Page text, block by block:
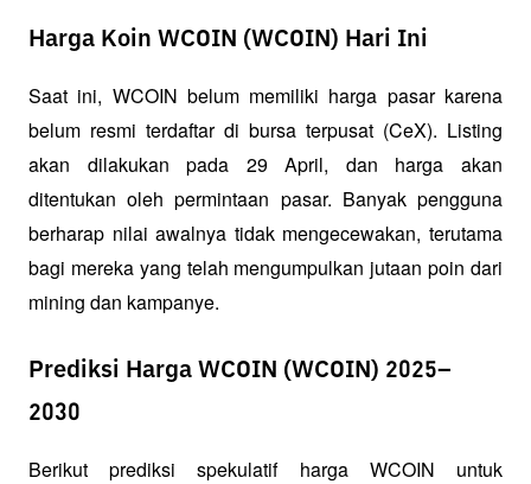
Harga Koin WCOIN (WCOIN) Hari Ini
Saat ini, WCOIN belum memiliki harga pasar karena
belum resmi terdaftar di bursa terpusat (CeX). Listing
akan dilakukan pada 29 April, dan harga akan
ditentukan oleh permintaan pasar. Banyak pengguna
berharap nilai awalnya tidak mengecewakan, terutama
bagi mereka yang telah mengumpulkan jutaan poin dari
mining dan kampanye.
Prediksi Harga WCOIN (WCOIN) 2025–
2030
Berikut prediksi spekulatif harga WCOIN untuk